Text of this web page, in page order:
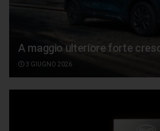
A maggio ulteriore forte
3 GIUGNO 2026